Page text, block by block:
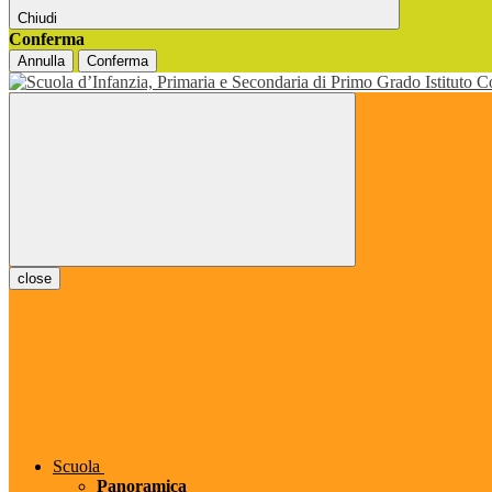
Chiudi
Conferma
Annulla Conferma
close
Scuola
Panoramica